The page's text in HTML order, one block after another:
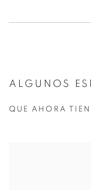
ALGUNOS
QUE AHORA